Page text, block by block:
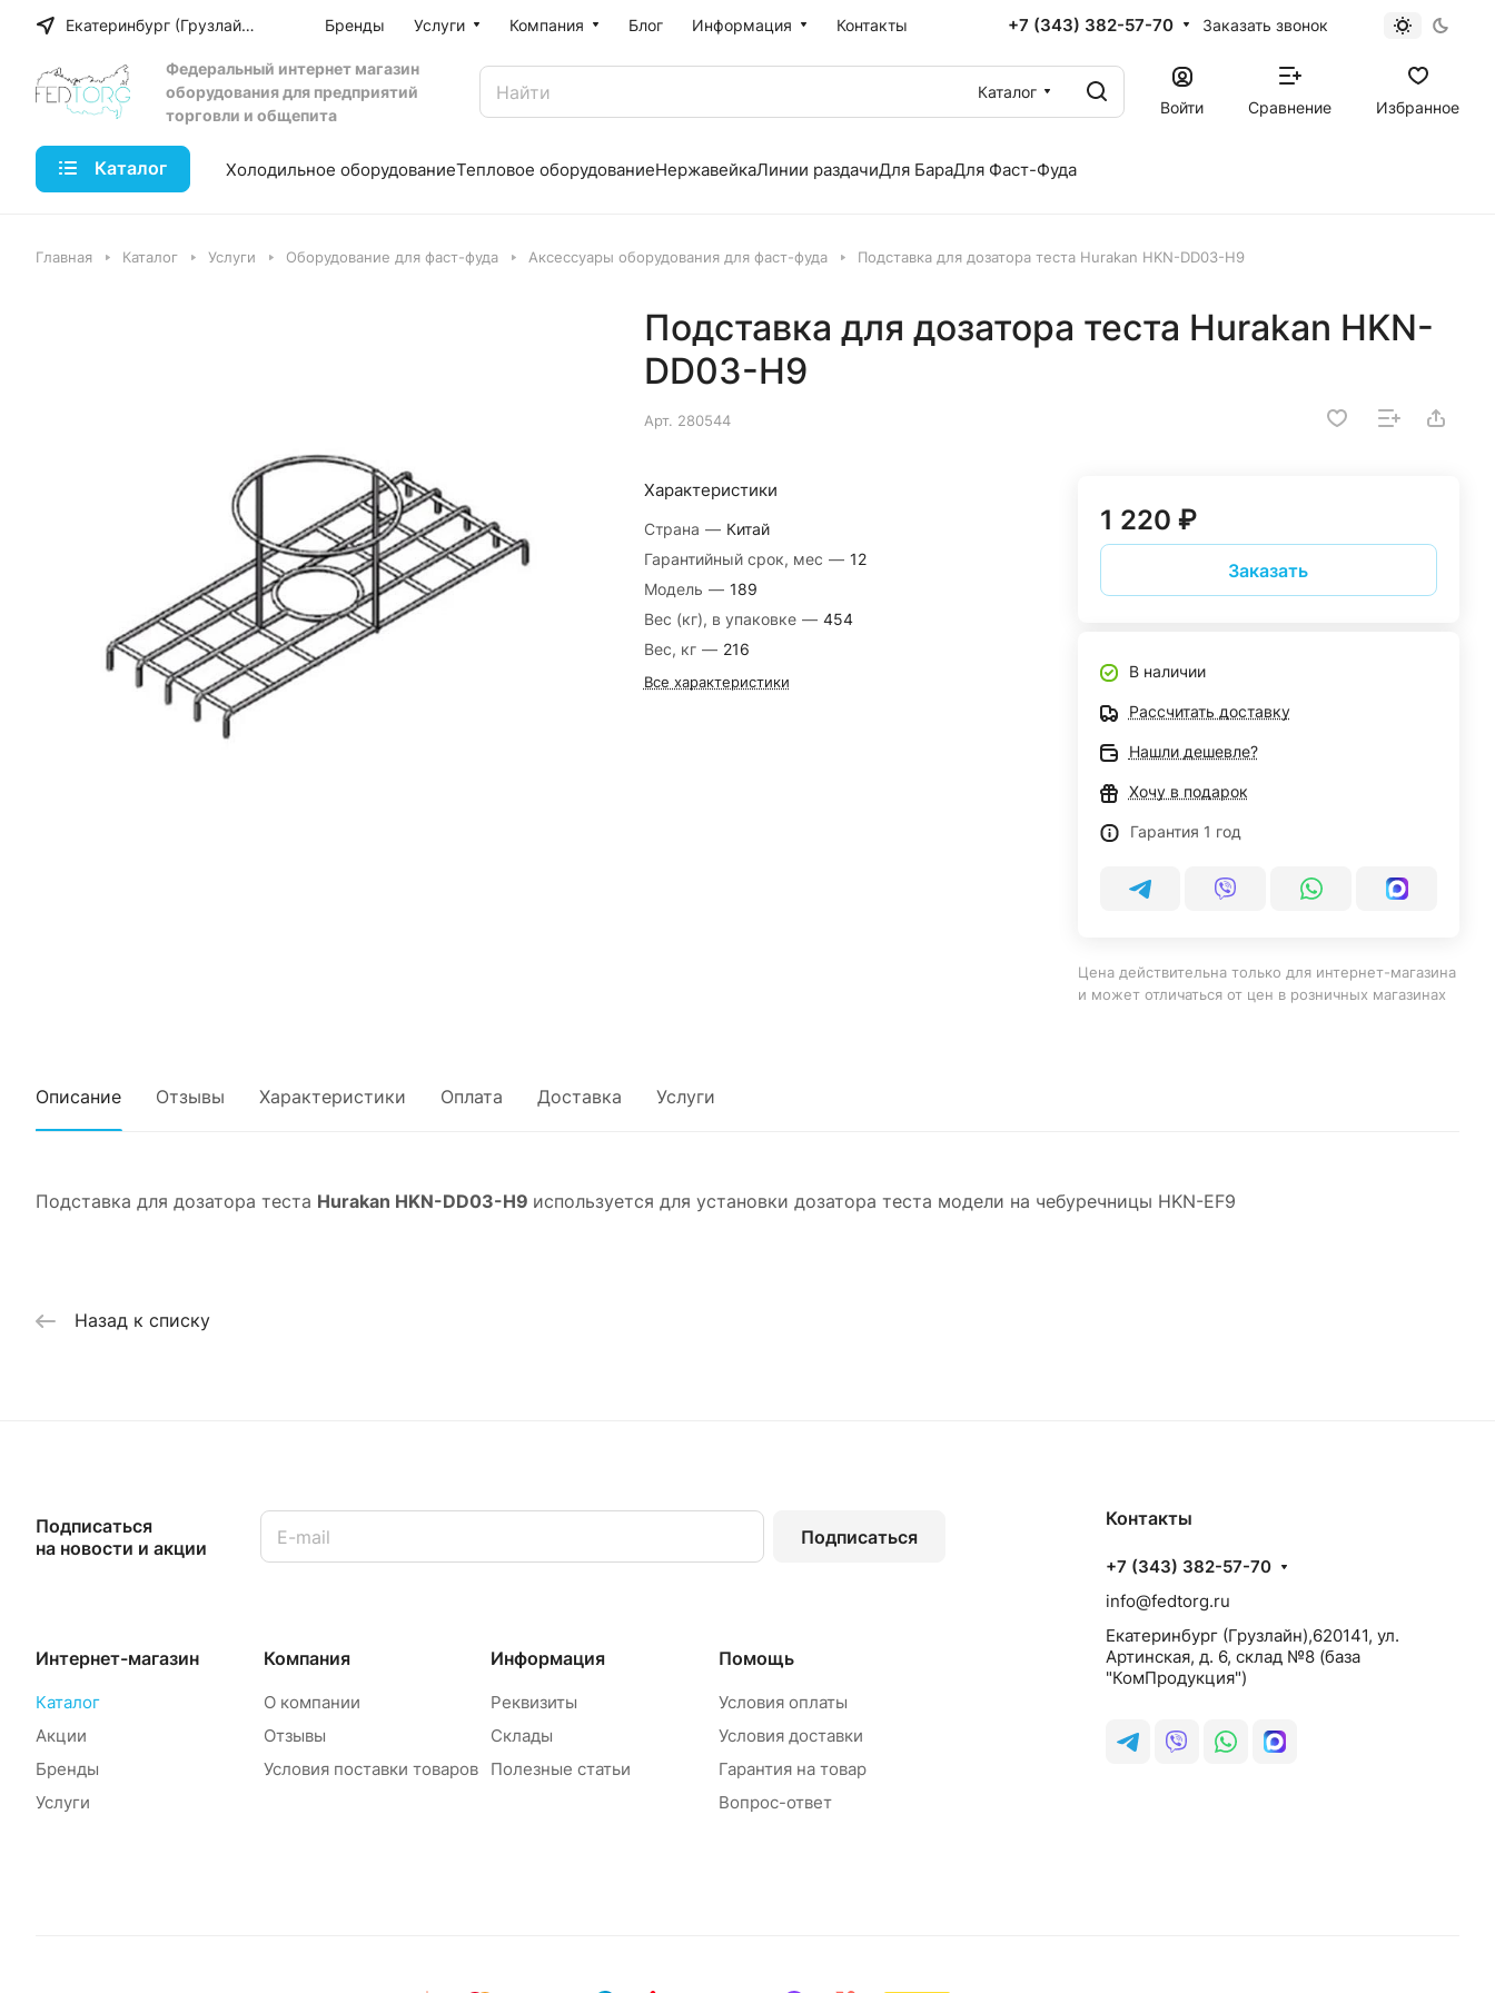
Екатеринбург (Грузлайн) Бренды Услуги Компания Блог Информация Контакты +7 (343) 382-57-70 Заказать звонок
Федеральный интернет магазин
оборудования для предприятий
торговли и общепита
Каталог
Войти
Сравнение Избранное
Каталог Холодильное оборудованиеТепловое оборудованиеНержавейкаЛинии раздачиДля БараДля Фаст-Фуда
Главная Каталог Услуги Оборудование для фаст-фуда Аксессуары оборудования для фаст-фуда Подставка для дозатора теста Hurakan HKN-DD03-H9
Подставка для дозатора теста Hurakan HKN-
DD03-H9
Арт. 280544
Характеристики
Страна — Китай
Гарантийный срок, мес — 12
Модель — 189
Вес (кг), в упаковке — 454
Вес, кг — 216
Все характеристики
1 220 ₽
Заказать
В наличии
Рассчитать доставку
Нашли дешевле?
Хочу в подарок
Гарантия 1 год
Цена действительна только для интернет-магазина
и может отличаться от цен в розничных магазинах
Описание Отзывы Характеристики Оплата Доставка Услуги
Подставка для дозатора теста Hurakan HKN-DD03-H9 используется для установки дозатора теста модели на чебуречницы HKN-EF9
Назад к списку
Подписаться
на новости и акции
Подписаться
Интернет-магазин
Каталог
Акции
Бренды
Услуги
Компания
О компании
Отзывы
Условия поставки товаров
Информация
Реквизиты
Склады
Полезные статьи
Помощь
Условия оплаты
Условия доставки
Гарантия на товар
Вопрос-ответ
Контакты
+7 (343) 382-57-70
info@fedtorg.ru
Екатеринбург (Грузлайн),620141, ул.
Артинская, д. 6, склад №8 (база
"КомПродукция")